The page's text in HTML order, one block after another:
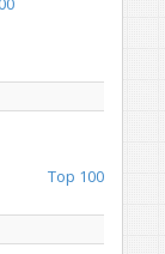
Top 100